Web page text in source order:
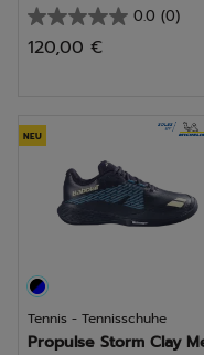
0.0 (0)
0.0
von
120,00 €
NEU
Tennis - Tennisschuhe
Propulse Storm Clay